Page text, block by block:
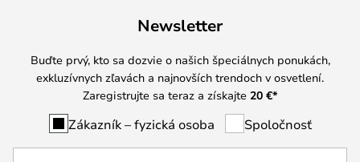
Newsletter
Buďte prvý, kto sa dozvie o našich špeciálnych ponukách,
exkluzívnych zľavách a najnovších trendoch v osvetlení.
Zaregistrujte sa teraz a získajte 20 €*
Zákazník – fyzická osoba Spoločnosť